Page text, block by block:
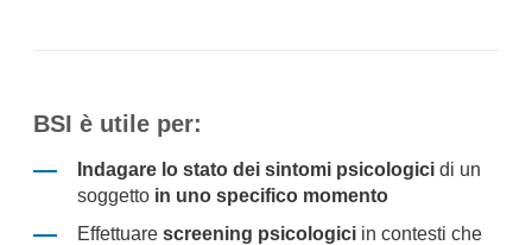
BSI è utile per:
Indagare lo stato dei sintomi psicologici di un
soggetto in uno specifico momento
Effettuare screening psicologici in contesti che